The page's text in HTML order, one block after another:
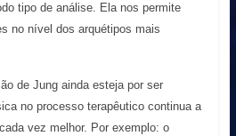
tipo de análise. Ela nos permite
no nível dos arquétipos mais
de Jung ainda esteja por ser
no processo terapêutico continua a
vez melhor. Por exemplo: o